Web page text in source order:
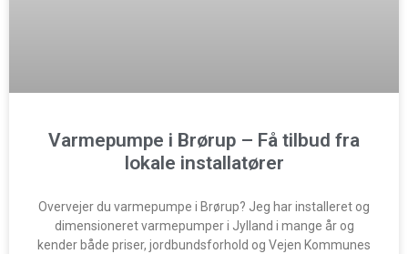
Varmepumpe i Brørup – Få tilbud fra
lokale installatører
Overvejer du varmepumpe i Brørup? Jeg har installeret og
dimensioneret varmepumper i Jylland i mange år og
kender både priser, jordbundsforhold og Vejen Kommunes